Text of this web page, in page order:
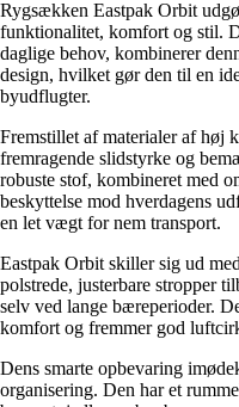
Rygsækken Eastpak Orbit
funktionalitet, komfort og stil.
daglige behov, kombinerer
design, hvilket gør den til en
byudflugter.
Fremstillet af materialer af høj
fremragende slidstyrke og
robuste stof, kombineret med
beskyttelse mod hverdagens
en let vægt for nem transport.
Eastpak Orbit skiller sig ud
polstrede, justerbare stropper
selv ved lange bæreperioder.
komfort og fremmer god
Dens smarte opbevaring
organisering. Den har et